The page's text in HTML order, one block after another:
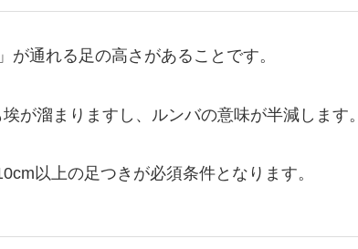
通れる足の高さがあることです。
が溜まりますし、ルンバの意味が半減します。
以上の足つきが必須条件となります。